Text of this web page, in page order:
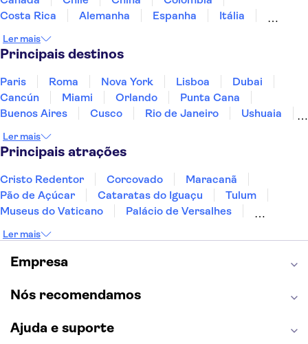
Costa Rica
Alemanha Espanha
Itália
Panamá
Peru
Ler mais
Principais destinos
Paris Roma Nova York Lisboa
Dubai
Cancún
Miami Orlando
Punta Cana
Buenos Aires
Cusco Rio de Janeiro
Ushuaia
Fernando de Noronha
Ler mais
Principais atrações
Cristo Redentor Corcovado
Maracanã
Pão de Açúcar
Cataratas do Iguaçu
Tulum
Museus do Vaticano
Palácio de Versalhes
Museu do Louvre
Sagrada Família
Estátua da Liberdade
Torre de Belém
Discovery Cove
Ler mais
Empresa
Nós recomendamos
Ajuda e suporte